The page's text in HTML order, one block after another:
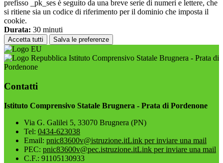
prefisso _pk_ses è seguito da una breve serie di numeri e lettere, che
si ritiene sia un codice di riferimento per il dominio che imposta il
cookie.
Durata: 30 minuti
Accetta tutti Salva le preferenze
Istituto Comprensivo Statale Brugnera - Prata di
Pordenone
Contatti
Istituto Comprensivo Statale Brugnera - Prata di Pordenone
Via G. Galilei 5, 33070 Brugnera (PN)
Tel: 0434-623038
Email: pnic83600v@istruzione.itLink per inviare una mail
PEC: pnic83600v@pec.istruzione.itLink per inviare una mail
C.F.: 91105130933